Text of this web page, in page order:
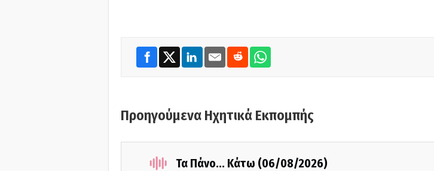
Προηγούμενα Ηχητικά Εκπομπής
Τα Πάνο... Κάτω (06/08/2026)